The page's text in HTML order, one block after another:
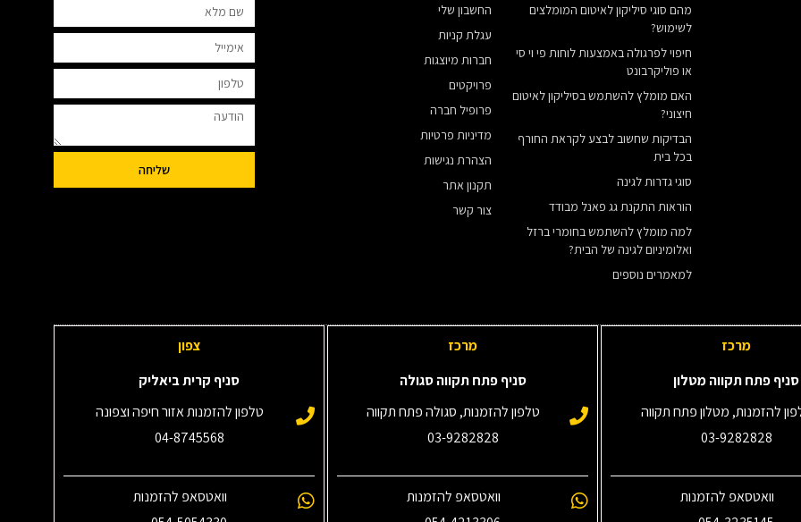
מהם סוגי סיליקון לאיטום המומלצים
לשימוש?
חיפוי לפרגולה באמצעות לוחות פי וי סי
או פוליקרבונט
האם מומלץ להשתמש בסיליקון לאיטום
חיצוני?
הבדיקות שחשוב לבצע לקראת החורף
בכל בית
סוגי גדרות לגינה
הוראות התקנת גג פאנל מבודד
למה מומלץ להשתמש בחומרי ברזל
ואלומיניום לגינה של הבית?
למאמרים נוספים
החשבון שלי
עגלת קניות
חברות מיוצגות
פרויקטים
פרופיל חברה
מדיניות פרטיות
הצהרת נגישות
תקנון אתר
צור קשר
שליחה
מרכז
סניף פתח תקווה מטלון
להזמנות, מטלון פתח תקווה
03-9282828
וואטסאפ להזמנות
מרכז
סניף פתח תקווה סגולה
טלפון להזמנות, סגולה פתח תקווה
03-9282828
וואטסאפ להזמנות
צפון
סניף קרית ביאליק
טלפון להזמנות אזור חיפה וצפונה
04-8745568
וואטסאפ להזמנות